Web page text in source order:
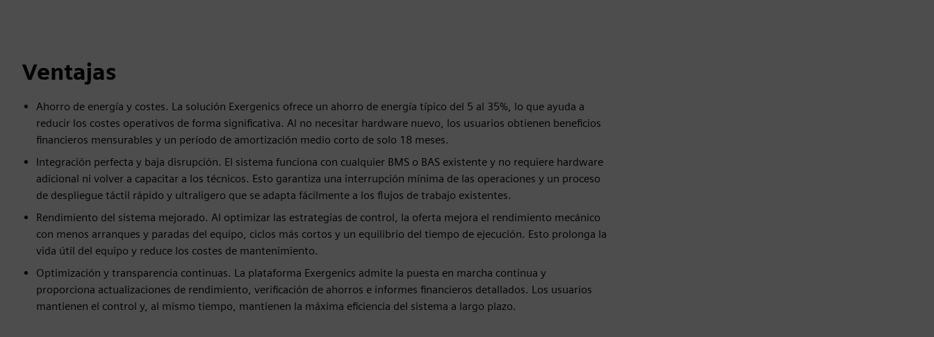
Ventajas
Ahorro de energía y costes. La solución Exergenics ofrece un ahorro de energía típico del 5 al 35%, lo que ayuda a
reducir los costes operativos de forma significativa. Al no necesitar hardware nuevo, los usuarios obtienen beneficios
financieros mensurables y un período de amortización medio corto de solo 18 meses.
Integración perfecta y baja disrupción. El sistema funciona con cualquier BMS o BAS existente y no requiere hardware
adicional ni volver a capacitar a los técnicos. Esto garantiza una interrupción mínima de las operaciones y un proceso
de despliegue táctil rápido y ultraligero que se adapta fácilmente a los flujos de trabajo existentes.
Rendimiento del sistema mejorado. Al optimizar las estrategias de control, la oferta mejora el rendimiento mecánico
con menos arranques y paradas del equipo, ciclos más cortos y un equilibrio del tiempo de ejecución. Esto prolonga la
vida útil del equipo y reduce los costes de mantenimiento.
Optimización y transparencia continuas. La plataforma Exergenics admite la puesta en marcha continua y
proporciona actualizaciones de rendimiento, verificación de ahorros e informes financieros detallados. Los usuarios
mantienen el control y, al mismo tiempo, mantienen la máxima eficiencia del sistema a largo plazo.